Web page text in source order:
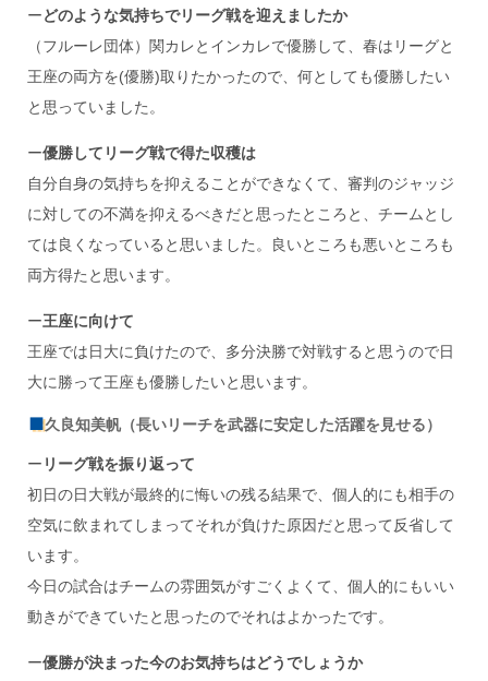
ーどのような気持ちでリーグ戦を迎えましたか
（フルーレ団体）関カレとインカレで優勝して、春はリーグと
王座の両方を(優勝)取りたかったので、何としても優勝したい
と思っていました。
ー優勝してリーグ戦で得た収穫は
自分自身の気持ちを抑えることができなくて、審判のジャッジ
に対しての不満を抑えるべきだと思ったところと、チームとし
ては良くなっていると思いました。良いところも悪いところも
両方得たと思います。
ー王座に向けて
王座では日大に負けたので、多分決勝で対戦すると思うので日
大に勝って王座も優勝したいと思います。
久良知美帆（長いリーチを武器に安定した活躍を見せる）
ー リーグ戦を振り返って
初日の日大戦が最終的に悔いの残る結果で、個人的にも相手の
空気に飲まれてしまってそれが負けた原因だと思って反省して
います。
今日の試合はチームの雰囲気がすごくよくて、個人的にもいい
動きができていたと思ったのでそれはよかったです。
ー優勝が決まった今のお気持ちはどうでしょうか